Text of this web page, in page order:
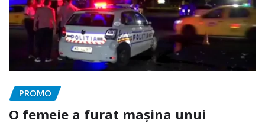
PROMO
O femeie a furat mașina unui